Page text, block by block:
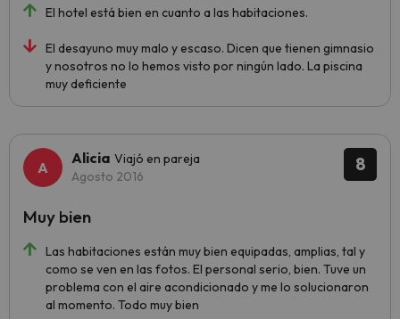
El hotel está bien en cuanto a las habitaciones.
El desayuno muy malo y escaso. Dicen que tienen gimnasio
y nosotros no lo hemos visto por ningún lado. La piscina
muy deficiente
8
Alicia Viajó en pareja
Agosto 2016
Las habitaciones están muy bien equipadas, amplias, tal y
como se ven en las fotos. El personal serio, bien. Tuve un
problema con el aire acondicionado y me lo solucionaron
al momento. Todo muy bien
Muy bien